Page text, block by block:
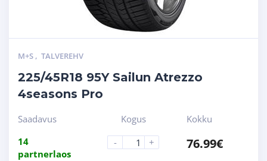
M+S , TALVEREHV
225/45R18 95Y Sailun Atrezzo
4seasons Pro
Saadavus
14
partnerlaos
Kogus
-
+
Kokku
76.99€